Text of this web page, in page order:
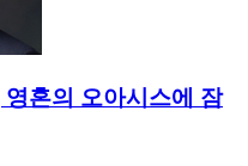
혼의 오아시스에 잠